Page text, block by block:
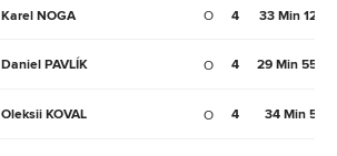
Karel NOGA O 4 33 Min
Daniel PAVLÍK O 4 29 Min
Oleksii KOVAL O 4 34 Min